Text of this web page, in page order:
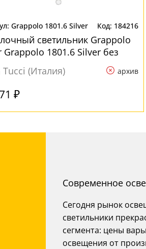
Grappolo 1801.6 Silver 184216
светильник Grappolo
Grappolo 1801.6 Silver без
Tucci (Италия) архив
₽
Современное
Сегодня рынок
светильники
сегмента: цены
освещения от